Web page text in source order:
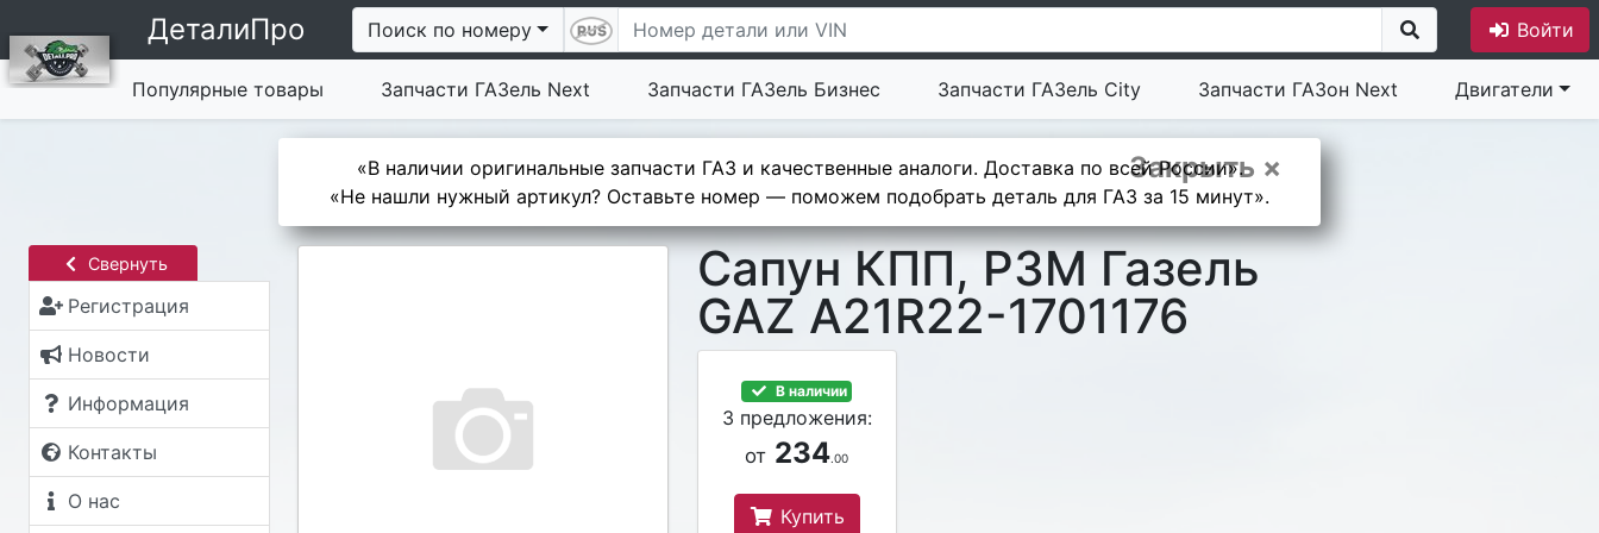
ДеталиПро Поиск по номеру Войти
Популярные товары Запчасти ГАЗель Next Запчасти ГАЗель Бизнес Запчасти ГАЗель City Запчасти ГАЗон Next Двигатели
Закрыть ×
«В наличии оригинальные запчасти ГАЗ и качественные аналоги. Доставка по всей России».
«Не нашли нужный артикул? Оставьте номер — поможем подобрать деталь для ГАЗ за 15 минут».
Свернуть
Регистрация
Новости
Информация
Контакты
О нас
Сапун КПП, РЗМ Газель
GAZ A21R22-1701176
В наличии
3 предложения:
от 234.00
Купить